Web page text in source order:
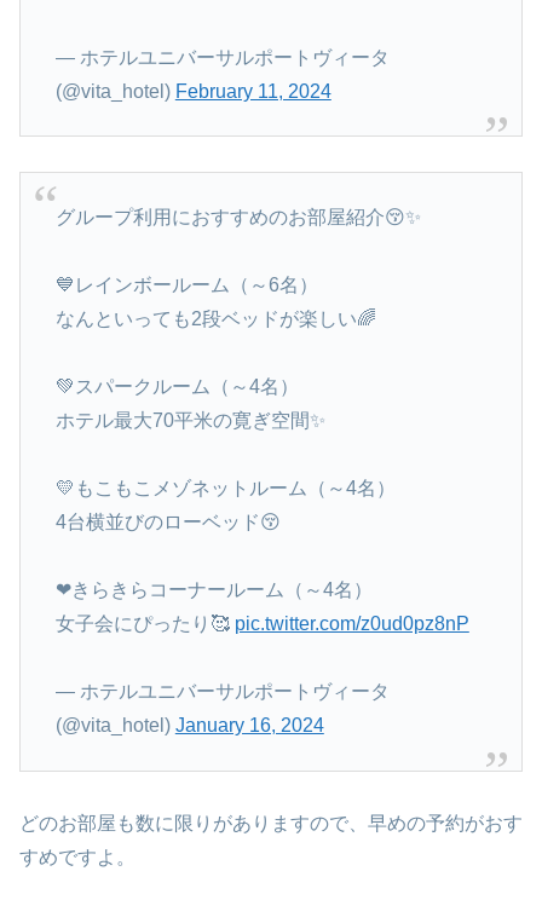
— ホテルユニバーサルポートヴィータ
(@vita_hotel) February 11, 2024
グループ利用におすすめのお部屋紹介😚✨
💙レインボールーム（～6名）
なんといっても2段ベッドが楽しい🌈
💚スパークルーム（～4名）
ホテル最大70平米の寛ぎ空間✨
💛もこもこメゾネットルーム（～4名）
4台横並びのローベッド😚
❤きらきらコーナールーム（～4名）
女子会にぴったり🥰 pic.twitter.com/z0ud0pz8nP
— ホテルユニバーサルポートヴィータ
(@vita_hotel) January 16, 2024
どのお部屋も数に限りがありますので、早めの予約がおす
すめですよ。